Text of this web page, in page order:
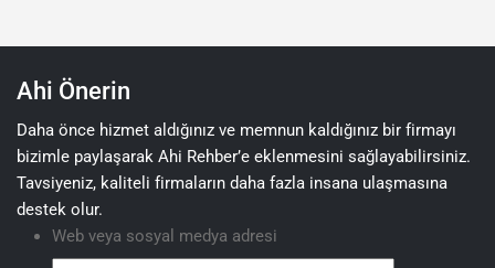
Ahi Önerin
Daha önce hizmet aldığınız ve memnun kaldığınız bir firmayı
bizimle paylaşarak Ahi Rehber’e eklenmesini sağlayabilirsiniz.
Tavsiyeniz, kaliteli firmaların daha fazla insana ulaşmasına
destek olur.
Web veya sosyal medya adresi